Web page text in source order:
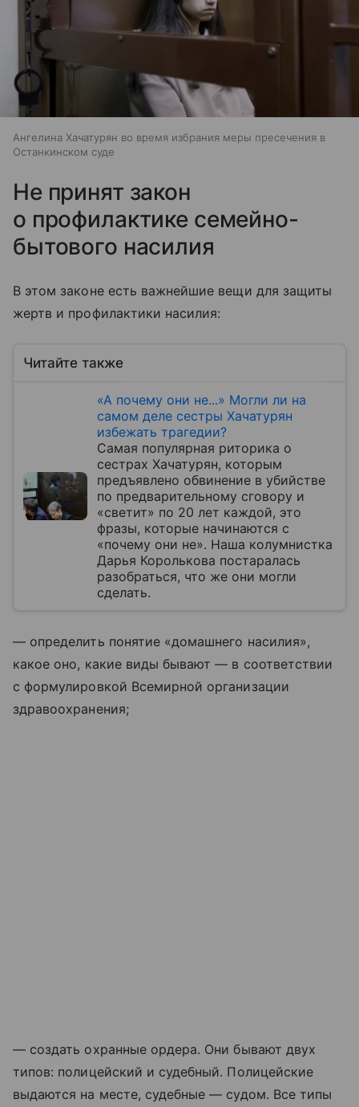
Ангелина Хачатурян во время избрания меры пресечения в
Останкинском суде
Не принят закон
о профилактике семейно-
бытового насилия
В этом законе есть важнейшие вещи для защиты
жертв и профилактики насилия:
Читайте также
«А почему они не...» Могли ли на
самом деле сестры Хачатурян
избежать трагедии?
Самая популярная риторика о
сестрах Хачатурян, которым
предъявлено обвинение в убийстве
по предварительному сговору и
«светит» по 20 лет каждой, это
фразы, которые начинаются с
«почему они не». Наша колумнистка
Дарья Королькова постаралась
разобраться, что же они могли
сделать.
— определить понятие «домашнего насилия»,
какое оно, какие виды бывают — в соответствии
с формулировкой Всемирной организации
здравоохранения;
— создать охранные ордера. Они бывают двух
типов: полицейский и судебный. Полицейские
выдаются на месте, судебные — судом. Все типы